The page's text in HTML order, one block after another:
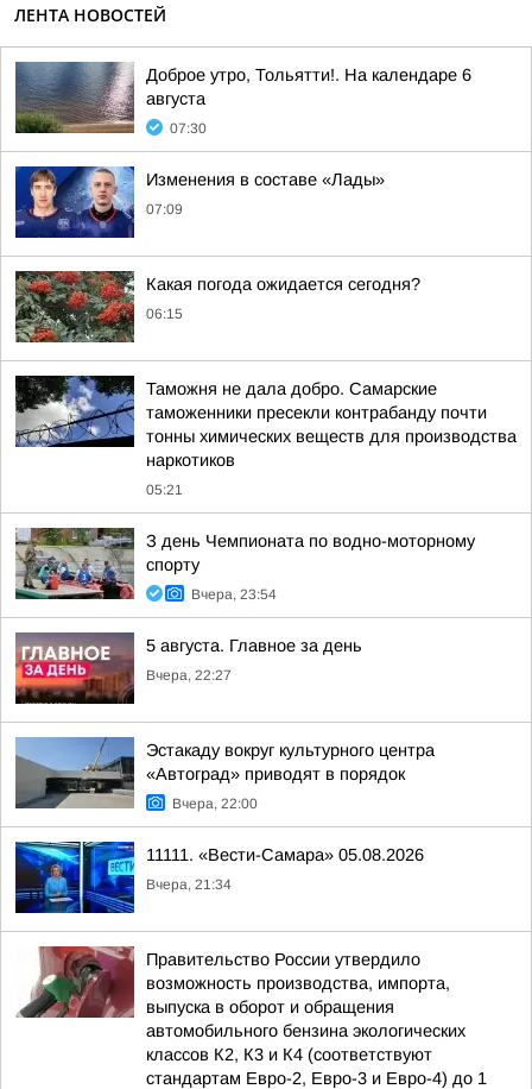
ЛЕНТА НОВОСТЕЙ
Доброе утро, Тольятти!. На календаре 6
августа
07:30
Изменения в составе «Лады»
07:09
Какая погода ожидается сегодня?
06:15
Таможня не дала добро. Самарские
таможенники пресекли контрабанду почти
тонны химических веществ для производства
наркотиков
05:21
З день Чемпионата по водно-моторному
спорту
Вчера, 23:54
5 августа. Главное за день
Вчера, 22:27
Эстакаду вокруг культурного центра
«Автоград» приводят в порядок
Вчера, 22:00
11111. «Вести-Самара» 05.08.2026
Вчера, 21:34
Правительство России утвердило
возможность производства, импорта,
выпуска в оборот и обращения
автомобильного бензина экологических
классов К2, К3 и К4 (соответствуют
стандартам Евро-2, Евро-3 и Евро-4) до 1